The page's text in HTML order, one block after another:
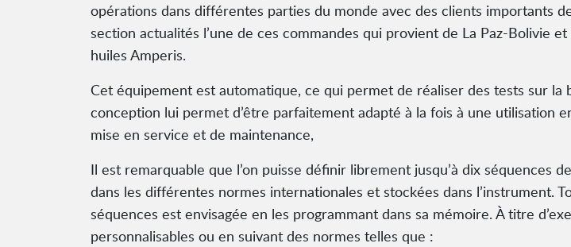
opérations dans différentes parties du monde avec des clients importants
section actualités l’une de ces commandes qui provient de La Paz-Bolivie
huiles Amperis.
Cet équipement est automatique, ce qui permet de réaliser des tests sur
conception lui permet d’être parfaitement adapté à la fois à une utilisation
mise en service et de maintenance,
Il est remarquable que l’on puisse définir librement jusqu’à dix séquences
dans les différentes normes internationales et stockées dans l’instrument.
séquences est envisagée en les programmant dans sa mémoire. À titre
personnalisables ou en suivant des normes telles que :